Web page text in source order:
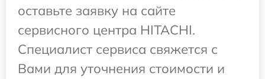
оставьте заявку на сайте
сервисного центра HITACHI.
Специалист сервиса свяжется с
Вами для уточнения стоимости и